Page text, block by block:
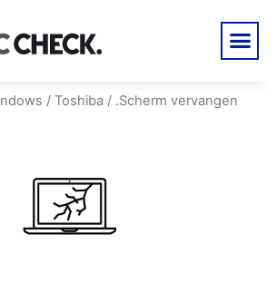
/ Toshiba / .Scherm vervangen